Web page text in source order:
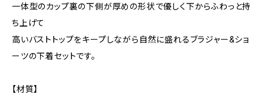
一体型のカップ裏の下側が厚めの形状で優しく下からふわっと持
ち上げて
高いバストトップをキープしながら自然に盛れるブラジャー&ショ
ーツの下着セットです。
【材質】